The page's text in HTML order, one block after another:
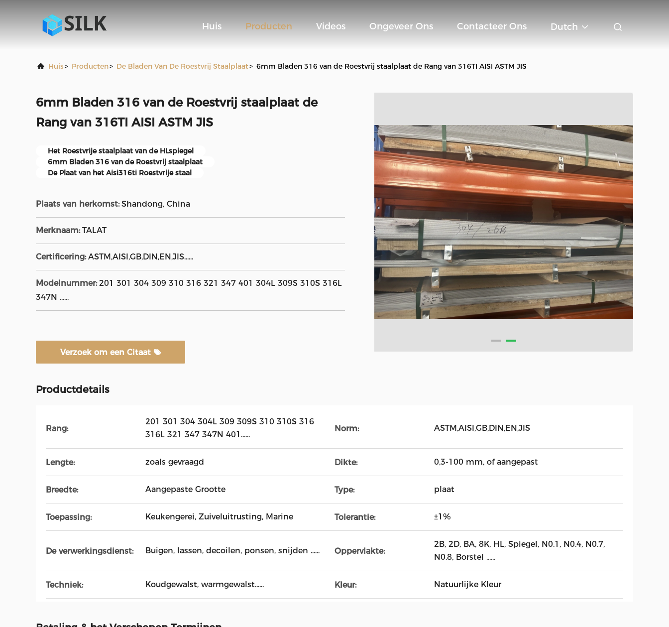
Huis Producten Videos Ongeveer Ons Contacteer Ons Dutch
Huis> Producten> De Bladen Van De Roestvrij Staalplaat> 6mm Bladen 316 van de Roestvrij staalplaat de Rang van 316TI AISI ASTM JIS
6mm Bladen 316 van de Roestvrij staalplaat de
Rang van 316TI AISI ASTM JIS
Het Roestvrije staalplaat van de HLspiegel
6mm Bladen 316 van de Roestvrij staalplaat
De Plaat van het Aisi316ti Roestvrije staal
Plaats van herkomst: Shandong, China
Merknaam: TALAT
Certificering: ASTM,AISI,GB,DIN,EN,JIS......
Modelnummer: 201 301 304 309 310 316 321 347 401 304L 309S 310S 316L
347N ......
Verzoek om een Citaat
Productdetails
Rang:
201 301 304 304L 309 309S 310 310S 316
316L 321 347 347N 401......
Norm: ASTM,AISI,GB,DIN,EN,JIS
Lengte: zoals gevraagd Dikte: 0,3-100 mm, of aangepast
Breedte: Aangepaste Grootte Type: plaat
Toepassing: Keukengerei, Zuiveluitrusting, Marine Tolerantie: ±1%
De verwerkingsdienst: Buigen, lassen, decoilen, ponsen, snijden ...... Oppervlakte:
2B, 2D, BA, 8K, HL, Spiegel, N0.1, N0.4, N0.7,
N0.8, Borstel ......
Techniek: Koudgewalst, warmgewalst...... Kleur: Natuurlijke Kleur